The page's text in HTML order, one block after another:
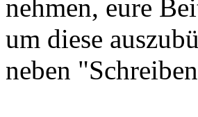
nehmen, eure
um diese
neben